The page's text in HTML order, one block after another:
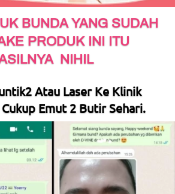
BUNDA YANG SUDAH
PRODUK INI ITU
NIHIL
Atau Laser Ke Klinik
Emut 2 Butir Sehari.